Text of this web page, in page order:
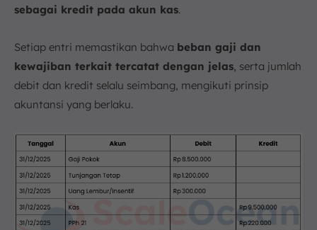
sebagai kredit pada akun kas.
Setiap entri memastikan bahwa beban gaji dan
kewajiban terkait tercatat dengan jelas, serta jumlah
debit dan kredit selalu seimbang, mengikuti prinsip
akuntansi yang berlaku.